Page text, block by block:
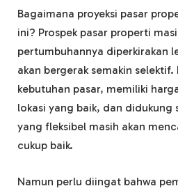
Bagaimana proyeksi pasar
ini? Prospek pasar properti
pertumbuhannya diperkirakan
akan bergerak semakin selektif.
kebutuhan pasar, memiliki
lokasi yang baik, dan didukung
yang fleksibel masih akan
cukup baik.
Namun perlu diingat bahwa